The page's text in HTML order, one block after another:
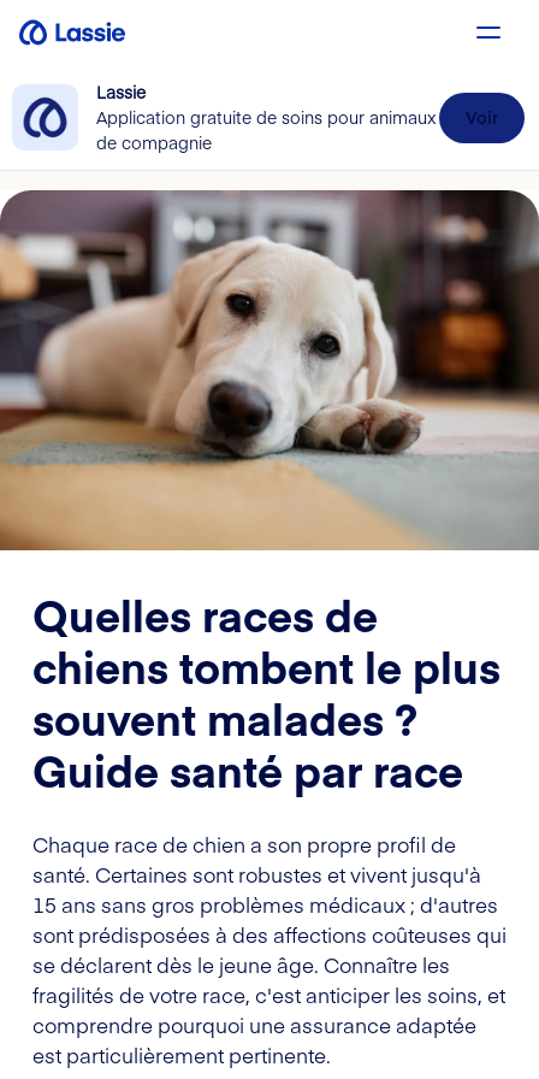
Lassie
Application gratuite de soins pour animaux
de compagnie
Voir
Quelles races de
chiens tombent le plus
souvent malades ?
Guide santé par race
Chaque race de chien a son propre profil de
santé. Certaines sont robustes et vivent jusqu'à
15 ans sans gros problèmes médicaux ; d'autres
sont prédisposées à des affections coûteuses qui
se déclarent dès le jeune âge. Connaître les
fragilités de votre race, c'est anticiper les soins, et
comprendre pourquoi une assurance adaptée
est particulièrement pertinente.